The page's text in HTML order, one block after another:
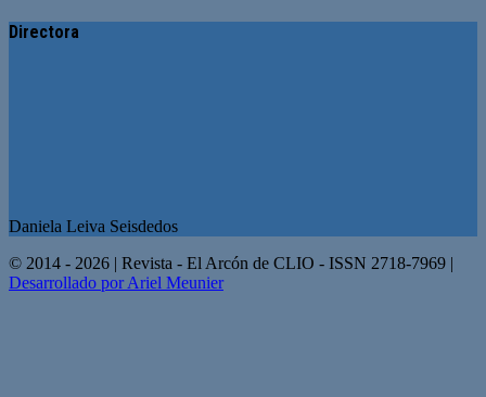
Directora
Daniela Leiva Seisdedos
© 2014 - 2026 | Revista - El Arcón de CLIO - ISSN 2718-7969 |
Desarrollado por Ariel Meunier